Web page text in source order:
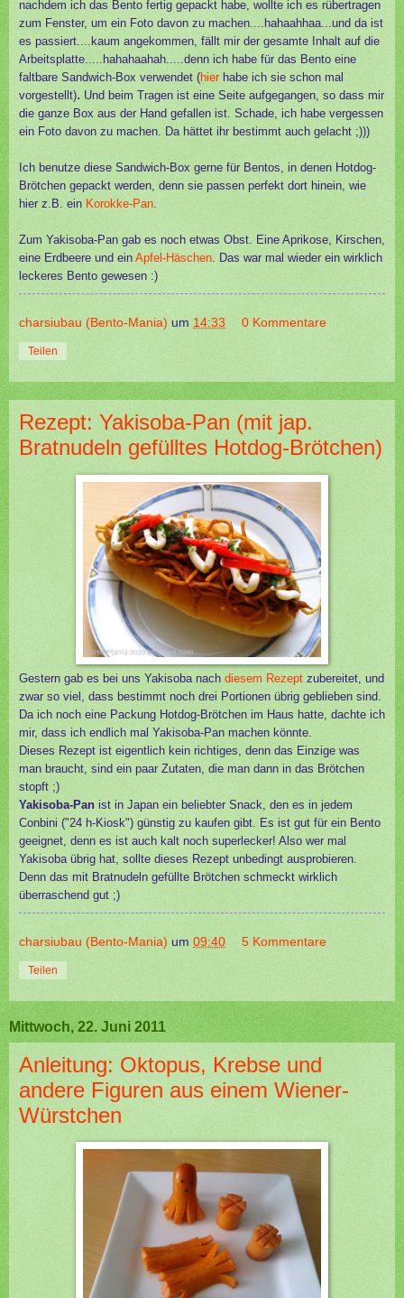
nachdem ich das Bento fertig gepackt habe, wollte ich es rübertragen
zum Fenster, um ein Foto davon zu machen....hahaahhaa...und da ist
es passiert....kaum angekommen, fällt mir der gesamte Inhalt auf die
Arbeitsplatte.....hahahaahah.....denn ich habe für das Bento eine
faltbare Sandwich-Box verwendet (hierhabe ich sie schon mal
vorgestellt). Und beim Tragen ist eine Seite aufgegangen, so dass mir
die ganze Box aus der Hand gefallen ist. Schade, ich habe vergessen
ein Foto davon zu machen. Da hättet ihr bestimmt auch gelacht ;)))
Ich benutze diese Sandwich-Box gerne für Bentos, in denen Hotdog-
Brötchen gepackt werden, denn sie passen perfekt dort hinein, wie
hier z.B. ein Korokke-Pan
Zum Yakisoba-Pan gab es noch etwas Obst. Eine Aprikose, Kirschen,
eine Erdbeere und ein Apfel-Häschen . Das war mal wieder ein wirklich
leckeres Bento gewesen :)
charsiubau (Bento-Mania) um 14:33 0 Kommentare
Teilen
Rezept: Yakisoba-Pan (mit jap.
Bratnudeln gefülltes Hotdog-Brötchen)
Gestern gab es bei uns Yakisoba nach diesem Rezept zubereitet, und
zwar so viel, dass bestimmt noch drei Portionen übrig geblieben sind.
Da ich noch eine Packung Hotdog-Brötchen im Haus hatte, dachte ich
mir, dass ich endlich mal Yakisoba-Pan machen könnte.
Dieses Rezept ist eigentlich kein richtiges, denn das Einzige was
man braucht, sind ein paar Zutaten, die man dann in das Brötchen
stopft ;)
Yakisoba-Pan ist in Japan ein beliebter Snack, den es in jedem
Conbini ("24 h-Kiosk") günstig zu kaufen gibt. Es ist gut für ein Bento
geeignet, denn es ist auch kalt noch superlecker! Also wer mal
Yakisoba übrig hat, sollte dieses Rezept unbedingt ausprobieren.
Denn das mit Bratnudeln gefüllte Brötchen schmeckt wirklich
überraschend gut ;)
charsiubau (Bento-Mania) um 09:40 5 Kommentare
Teilen
Mittwoch, 22. Juni 2011
Anleitung: Oktopus, Krebse und
andere Figuren aus einem Wiener-
Würstchen